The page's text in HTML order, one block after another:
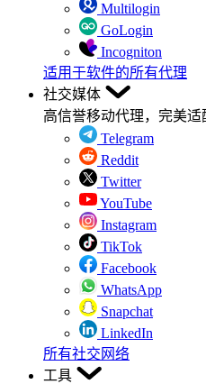
Multilogin
GoLogin
Incogniton
适用于软件的所有代理
社交媒体
高信誉移动代理，完美适
Telegram
Reddit
Twitter
YouTube
Instagram
TikTok
Facebook
WhatsApp
Snapchat
LinkedIn
所有社交网络
工具